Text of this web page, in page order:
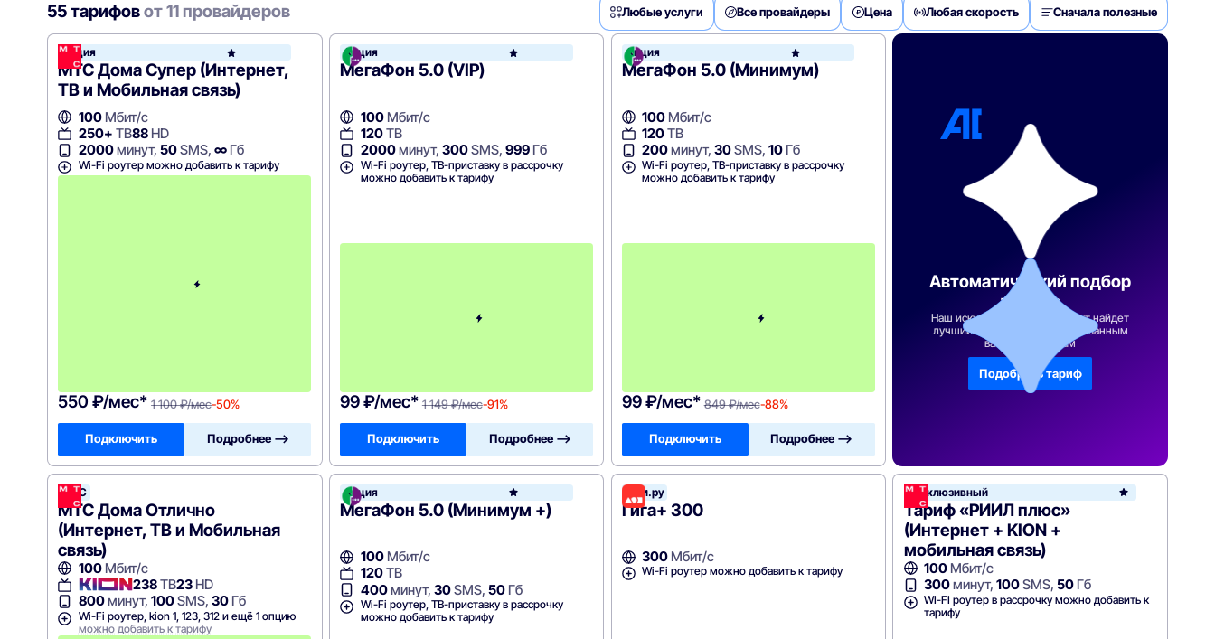
55 тарифовот 11 провайдеров Любые услуги Все провайдеры Цена Любая скорость Сначала полезные
Акция МТС
МТС Дома Супер (Интернет,
ТВ и Мобильная связь)
100Мбит/с
250+ ТВ88HD
2000минут, 50SMS, ∞Гб
Wi-Fi роутер можно добавить к тарифу
550 ₽/мес* 1 100 ₽/мес-50%
Подключить Подробнее —>
Акция МегаФон
МегаФон 5.0 (VIP)
100Мбит/с
120ТВ
2000минут, 300SMS, 999Гб
Wi-Fi роутер, ТВ-приставку в рассрочку
можно добавить к тарифу
99 ₽/мес* 1 149 ₽/мес-91%
Подключить Подробнее —>
Акция
МегаФон 5.0 (Минимум)
100 Мбит/с
120ТВ
200минут,30SMS,10 Гб
Wi-Fi роутер, ТВ-приставку в рассрочку
можно добавить к тарифу
99 ₽/мес* 849 ₽/мес-88%
Подключить Подробнее —>
Автоматический подбор
тарифа
Наш искусственный интеллект найдет
лучший тарифный план по указанным
вами параметрам
Подобрать тариф
МТС
МТС Дома Отлично
(Интернет, ТВ и Мобильная
связь)
100Мбит/с
238ТВ23HD
800минут, 100SMS, 30Гб
Wi-Fi роутер, kion 1, 123, 312 и ещё 1 опцию
можно добавить к тарифу
Акция МегаФон
МегаФон 5.0 (Минимум +)
100Мбит/с
120ТВ
400минут, 30SMS, 50Гб
Wi-Fi роутер, ТВ-приставку в рассрочку
можно добавить к тарифу
Дом.ру
Гига+ 300
300 Мбит/с
Wi-Fi роутер можно добавить к тарифу
Эксклюзивный
Тариф «РИИЛ плюс»
(Интернет + KION +
мобильная связь)
100 Мбит/с
300минут,100SMS,50 Гб
WI-FI роутер в рассрочку можно добавить к
тарифу